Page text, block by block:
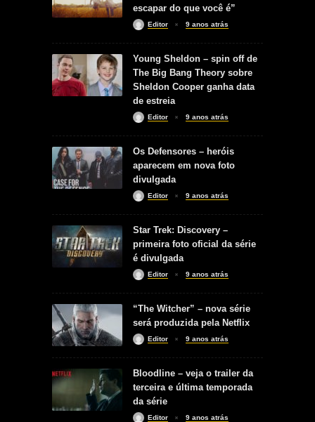
escapar do que você é”
Editor 9 anos atrás
Young Sheldon – spin off de
The Big Bang Theory sobre
Sheldon Cooper ganha data
de estreia
Editor 9 anos atrás
Os Defensores – heróis
aparecem em nova foto
divulgada
Editor 9 anos atrás
Star Trek: Discovery –
primeira foto oficial da série
é divulgada
Editor 9 anos atrás
“The Witcher” – nova série
será produzida pela Netflix
Editor 9 anos atrás
Bloodline – veja o trailer da
terceira e última temporada
da série
Editor 9 anos atrás